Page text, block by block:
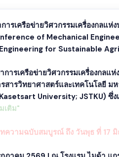
ารเครือข่ายวิศวกรรมเครื่องกลแ
of Mechanical
for Sustainable
การเครือข่ายวิศวกรรมเครื่องกล
สารวิทยาศาสตร์และเทคโนโลยี
University; JSTKU) ซึ่
เติม"
ความฉบับสมบูรณ์ ถึง วันพุธ ที่ 17